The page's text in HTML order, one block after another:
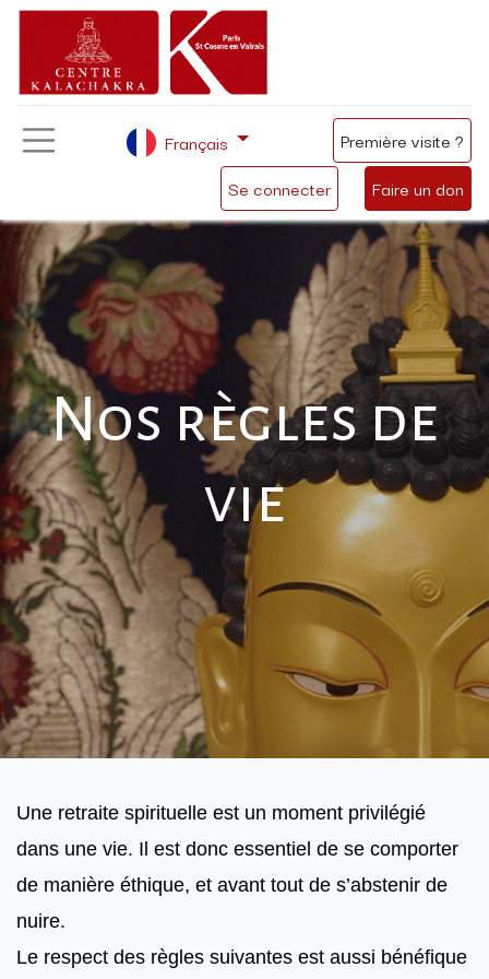
Se connecter Faire un don
Français Première visite ?
Nos règles de
vie
Une retraite spirituelle est un moment privilégié
dans une vie. Il est donc essentiel de se comporter
de manière éthique, et avant tout de s’abstenir de
nuire.
Le respect des règles suivantes est aussi bénéfique